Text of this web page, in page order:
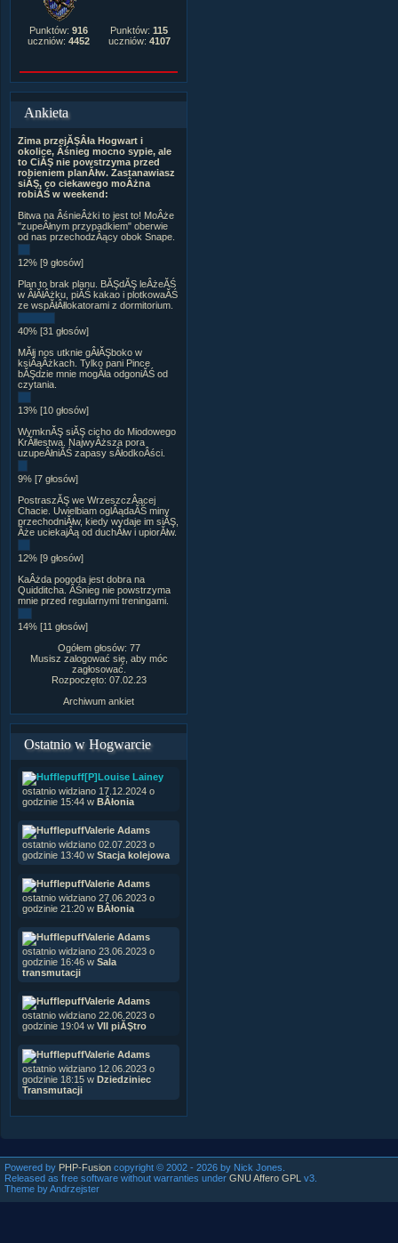
Punktów: 916
uczniów: 4452
Punktów: 115
uczniów: 4107
Ankieta
Zima przejĂŞÂła Hogwart i
okolice, Âśnieg mocno sypie, ale
to CiĂŞ nie powstrzyma przed
robieniem planĂłw. Zastanawiasz
siĂŞ, co ciekawego moÂżna
robiĂŚ w weekend:
Bitwa na ÂśnieÂżki to jest to! MoÂże
"zupeÂłnym przypadkiem" oberwie
od nas przechodzÂący obok Snape.
12% [9 głosów]
Plan to brak planu. BĂŞdĂŞ leÂżeĂŚ
w ÂłĂłÂżku, piĂŚ kakao i plotkowaĂŚ
ze wspĂłÂłlokatorami z dormitorium.
40% [31 głosów]
MĂłj nos utknie gÂłĂŞboko w
ksiÂąÂżkach. Tylko pani Pince
bĂŞdzie mnie mogÂła odgoniĂŚ od
czytania.
13% [10 głosów]
WymknĂŞ siĂŞ cicho do Miodowego
KrĂłlestwa. NajwyÂższa pora
uzupeÂłniĂŚ zapasy sÂłodkoÂści.
9% [7 głosów]
PostraszĂŞ we WrzeszczÂącej
Chacie. Uwielbiam oglÂądaĂŚ miny
przechodniĂłw, kiedy wydaje im siĂŞ,
Âże uciekajÂą od duchĂłw i upiorĂłw.
12% [9 głosów]
KaÂżda pogoda jest dobra na
Quidditcha. ÂŚnieg nie powstrzyma
mnie przed regularnymi treningami.
14% [11 głosów]
Ogółem głosów: 77
Musisz zalogować się, aby móc
zagłosować.
Rozpoczęto: 07.02.23
Archiwum ankiet
Ostatnio w Hogwarcie
[P]Louise Lainey
ostatnio widziano 17.12.2024 o
godzinie 15:44 w BÂłonia
Valerie Adams
ostatnio widziano 02.07.2023 o
godzinie 13:40 w Stacja kolejowa
Valerie Adams
ostatnio widziano 27.06.2023 o
godzinie 21:20 w BÂłonia
Valerie Adams
ostatnio widziano 23.06.2023 o
godzinie 16:46 w Sala
transmutacji
Valerie Adams
ostatnio widziano 22.06.2023 o
godzinie 19:04 w VII piĂŞtro
Valerie Adams
ostatnio widziano 12.06.2023 o
godzinie 18:15 w Dziedziniec
Transmutacji
Powered by PHP-Fusion copyright © 2002 - 2026 by Nick Jones.
Released as free software without warranties under GNU Affero GPL v3.
Theme by Andrzejster